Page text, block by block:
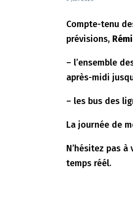
Compte-tenu
prévisions,
– l’ensemble
après-midi
– les bus des
La journée de
N’hésitez pas
temps réél.